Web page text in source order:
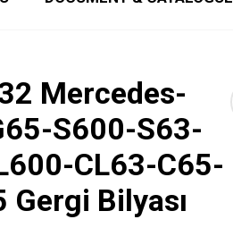
Mercedes-
S600-S63-
CL63-C65-
Gergi Bilyası